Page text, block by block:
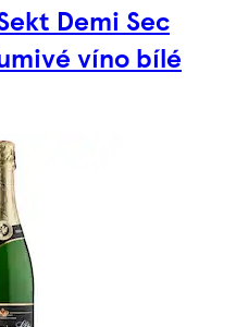
Demi Sec
víno bílé